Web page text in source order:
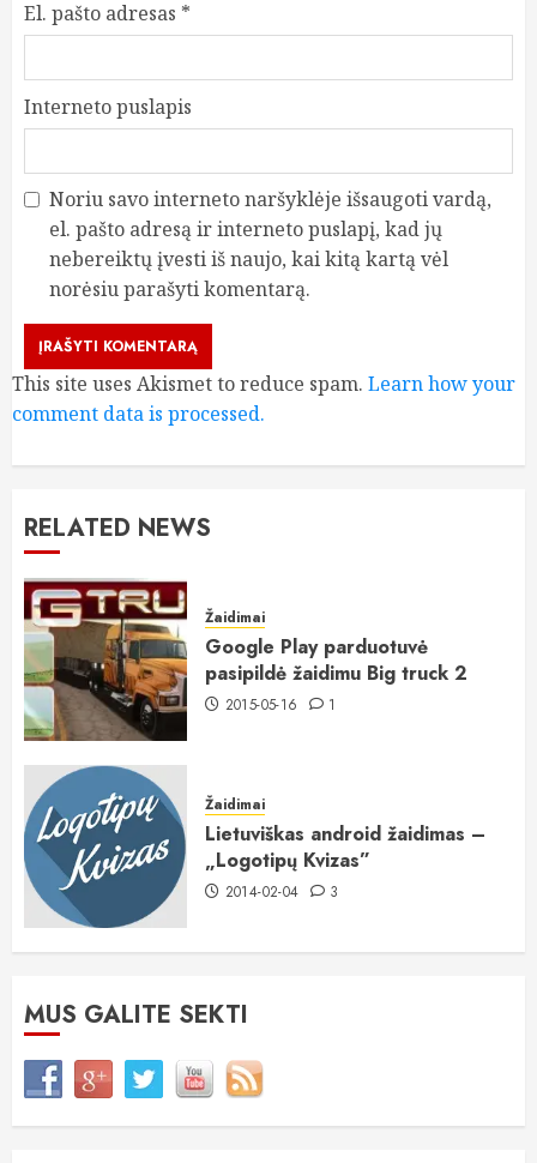
El. pašto adresas *
Interneto puslapis
Noriu savo interneto naršyklėje išsaugoti vardą,
el. pašto adresą ir interneto puslapį, kad jų
nebereiktų įvesti iš naujo, kai kitą kartą vėl
norėsiu parašyti komentarą.
This site uses Akismet to reduce spam. Learn how your
comment data is processed.
RELATED NEWS
Žaidimai
Google Play parduotuvė
pasipildė žaidimu Big truck 2
2015-05-16 1
Žaidimai
Lietuviškas android žaidimas –
„Logotipų Kvizas”
2014-02-04 3
MUS GALITE SEKTI